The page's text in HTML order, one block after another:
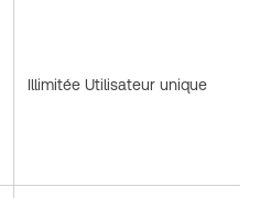
Illimitée Utilisateur unique